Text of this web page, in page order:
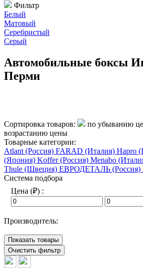
Фильтр
Белый
Матовый
Серебристый
Серый
Автомобильные боксы
Перми
Сортировка товаров: по убыванию
возрастанию цены
Товарные категории:
Atlant (Россия) FARAD (Италия) Hapro
(Япония) Koffer (Россия) Menabo
Thule (Швеция) ЕВРОДЕТАЛЬ (Россия)
Система подбора
Цена (₽) :
Производитель:
Показать товары
Очистить фильтр